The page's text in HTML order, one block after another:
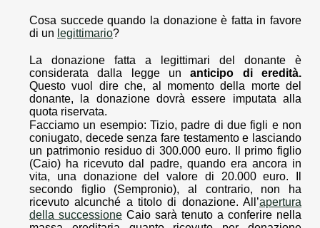
Cosa succede quando la donazione è fatta in favore
di un legittimario?
La donazione fatta a legittimari del donante è
considerata dalla legge unanticipo di eredità.
Questo vuol dire che, al momento della morte del
donante, la donazione dovrà essere imputata alla
quota riservata.
Facciamo un esempio: Tizio, padre di due figli e non
coniugato, decede senza fare testamento e lasciando
un patrimonio residuo di 300.000 euro. Il primo figlio
(Caio) ha ricevuto dal padre, quando era ancora in
vita, una donazione del valore di 20.000 euro. Il
secondo figlio (Sempronio), al contrario, non ha
ricevuto alcunché a titolo di donazione. All’apertura
della successione Caio sarà tenuto a conferire nella